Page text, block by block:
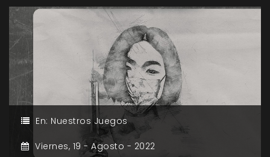
En: Nuestros Juegos
Viernes, 19 -Agosto - 2022